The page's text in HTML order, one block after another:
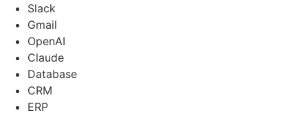
Slack
Gmail
OpenAI
Claude
Database
CRM
ERP